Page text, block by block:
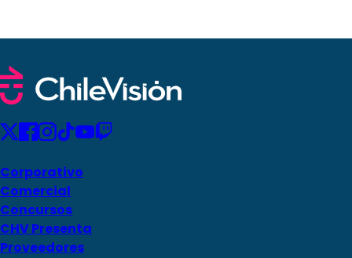
Corporativo
Comercial
Concursos
CHV Presenta
Proveedores